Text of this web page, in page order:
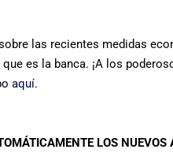
las recientes medidas
es la banca. ¡A los
aquí.
LOS NUEVOS